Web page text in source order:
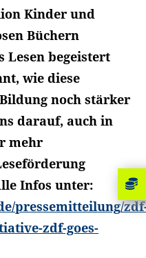
Kinder und
Büchern
Lesen begeistert
wie diese
noch stärker
darauf, auch in
mehr
Infos unter:
pressemitteilung/
zdf-goes-